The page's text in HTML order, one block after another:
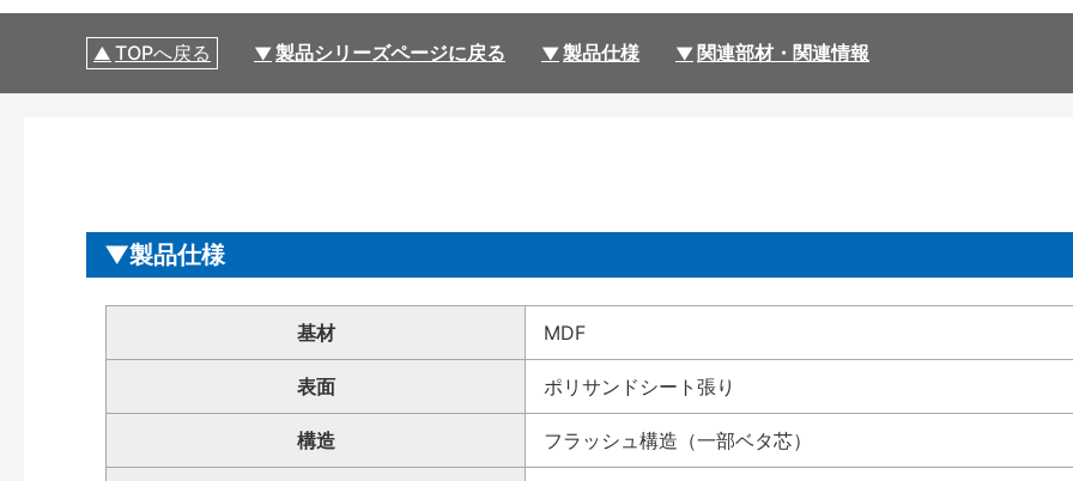
TOPへ戻る 製品シリーズページに戻る 製品仕様 関連部材・関連情報
製品仕様
基材 MDF
表面 ポリサンドシート張り
構造 フラッシュ構造（一部ベタ芯）